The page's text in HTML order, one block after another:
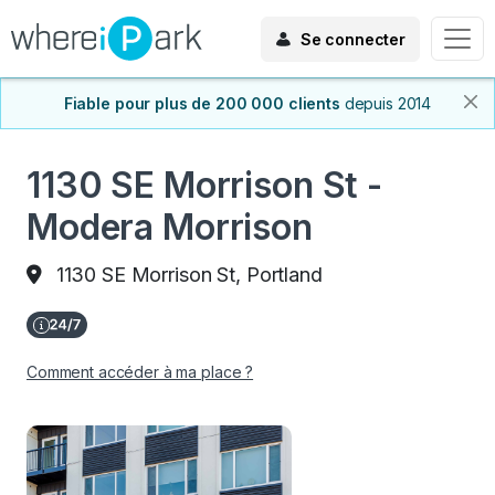
Se connecter
Fiable pour plus de 200 000 clients depuis 2014
1130 SE Morrison St -
Modera Morrison
1130 SE Morrison St, Portland
Comment accéder à ma place ?